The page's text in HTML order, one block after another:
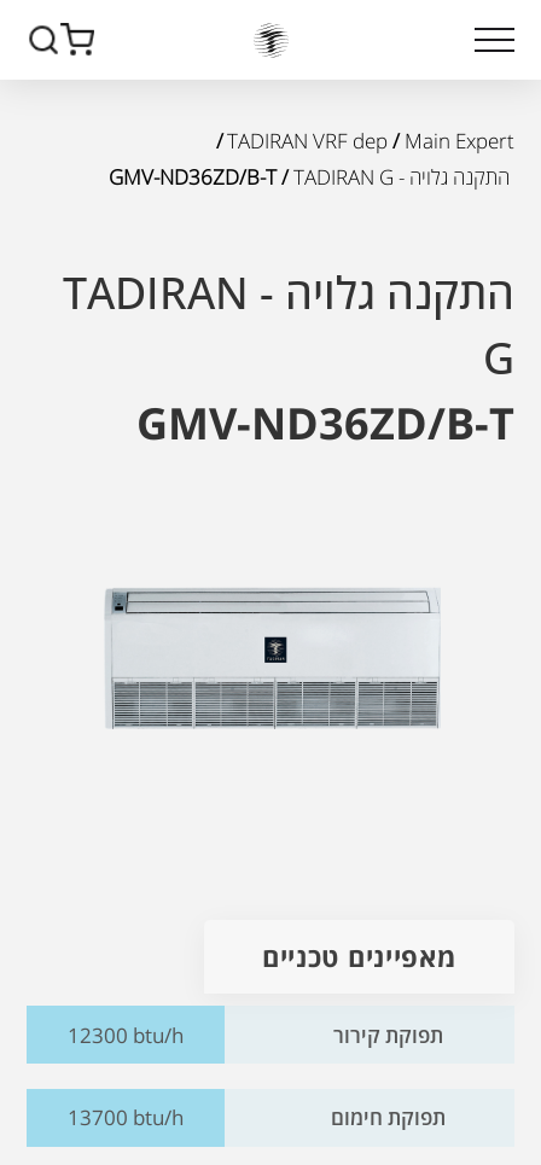
Main Expert
/
TADIRAN VRF dep
/
התקנה גלויה - TADIRAN G
/ GMV-ND36ZD/B-T
התקנה גלויה - TADIRAN
G
GMV-ND36ZD/B-T
מאפיינים טכניים
תפוקת קירור 12300 btu/h
תפוקת חימום 13700 btu/h